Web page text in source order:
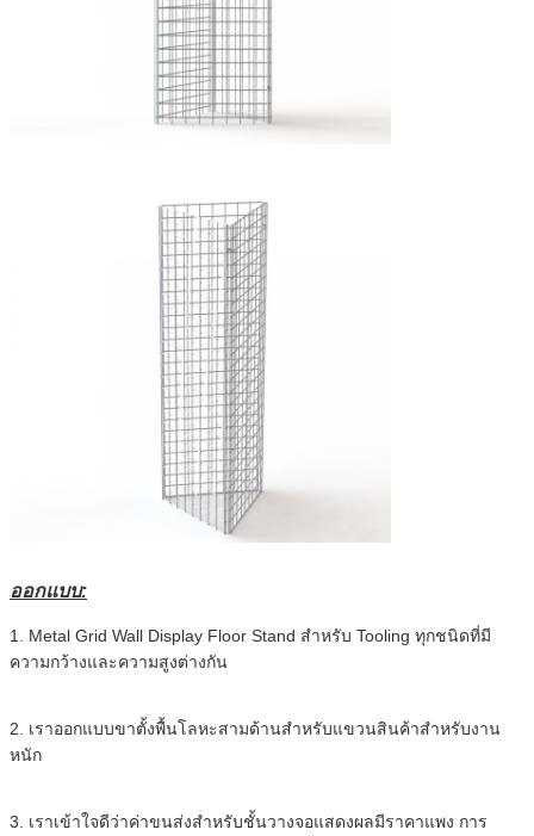
ออกแบบ:
1. Metal Grid Wall Display Floor Stand สำหรับ Tooling ทุกชนิดที่มี
ความกว้างและความสูงต่างกัน
2. เราออกแบบขาตั้งพื้นโลหะสามด้านสำหรับแขวนสินค้าสำหรับงาน
หนัก
3. เราเข้าใจดีว่าค่าขนส่งสำหรับชั้นวางจอแสดงผลมีราคาแพง การ